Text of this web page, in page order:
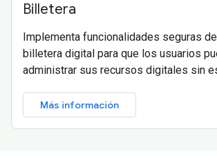
Billetera
Implementa funcionalidades seguras
billetera digital para que los usuarios
administrar sus recursos digitales sin
Más información